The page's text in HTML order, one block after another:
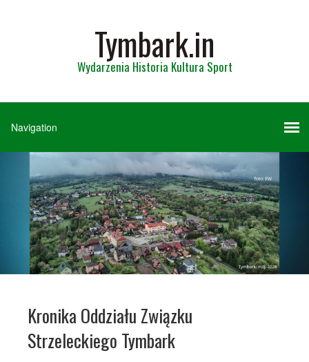
Tymbark.in
Wydarzenia Historia Kultura Sport
Kronika Oddziału Związku
Strzeleckiego Tymbark